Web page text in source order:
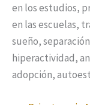
en los estudios,
en las escuelas,
sueño,
hiperactividad,
adopción,